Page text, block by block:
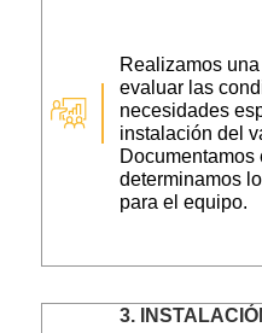
Realizamos
evaluar las
necesidades
instalación del
Documentamos
determinamos
para el equipo.
3.